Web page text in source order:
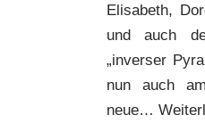
Elisabeth,
und auch
„inverser
nun auch
neue…